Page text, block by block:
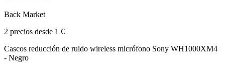
Back Market
2 precios desde 1 €
Cascos reducción de ruido wireless micrófono Sony ‎WH1000XM4
- Negro